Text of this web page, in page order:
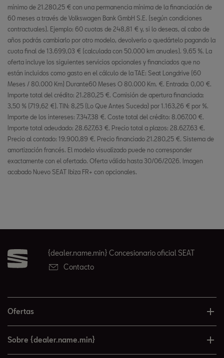
mínimo de 21.280,25 € con una permanencia mínima de la financiación de
60 meses a través de Volkswagen Bank GmbH S.E. (según condiciones
contractuales). Ejemplo: 60 cuotas de 248,81 € y, si lo deseas, al cabo de
años podrás cambiarlo por otro modelo, devolverlo o quedártelo pagando la
cuota final de 13.699,03 € (calculada con 50.000 km anuales). 9,65 %. La
oferta incluye los siguientes servicios opcionales y financiados que no
están incluidos como gasto en el cálculo de la TAE: Seat Longdrive (60
Meses / 80.000 Km) Durante60 Meses O 80.000 Km. €. Entrada: 0,00 €.
Importe total del crédito: 21.280,25 €. Comisión de apertura financiada:
3,50 % (719,62 €). TIN: 8,25 (Lo Que Antes Suceda) por 1.163,26 € por %.
Importe de los intereses: 7.347,38 €. Coste total del crédito: 8.067,00 €.
Importe total adeudado: 28.627,63 €. Precio total a plazos: 28.627,63 €.
Precio al contado: 19.900,89 €. Precio financiado 21.280,25 €. Sistema de
amortización francés. El modelo visualizado puede no corresponder
exactamente con el ofertado. Oferta válida hasta 30/06/2026. Imagen
acabado Nuevo SEAT Ibiza FR+ con opcionales.
{dealer.name.min} Concesionario oficial SEAT
Contacto
Ofertas
Sobre {dealer.name.min}